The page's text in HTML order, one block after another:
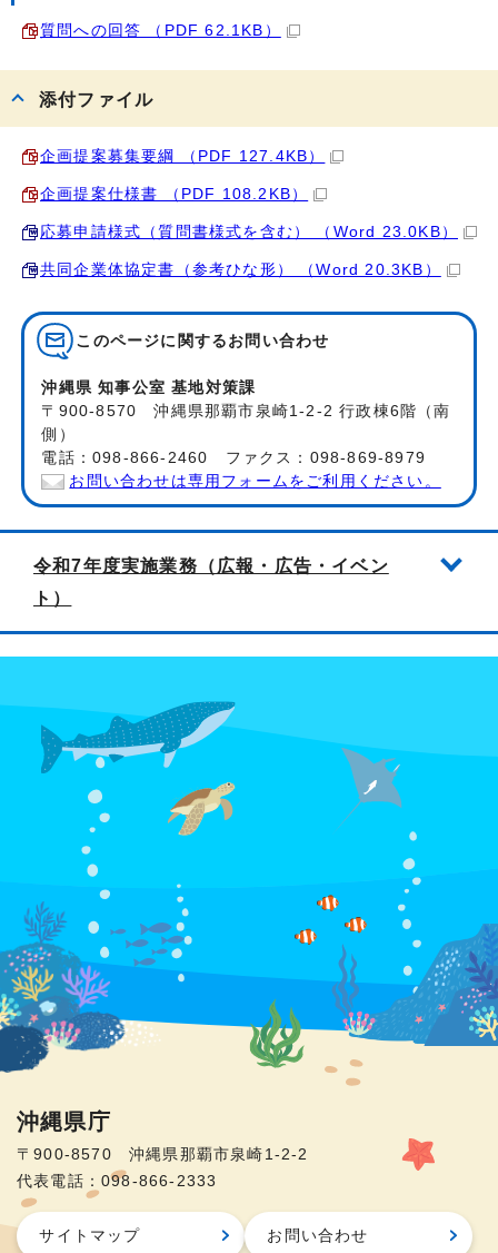
質問への回答 （PDF 62.1KB）
添付ファイル
企画提案募集要綱 （PDF 127.4KB）
企画提案仕様書 （PDF 108.2KB）
応募申請様式（質問書様式を含む） （Word 23.0KB）
共同企業体協定書（参考ひな形） （Word 20.3KB）
このページに関する お問い合わせ
沖縄県 知事公室 基地対策課
〒900-8570 沖縄県那覇市泉崎1-2-2 行政棟6階（南
側）
電話：098-866-2460 ファクス：098-869-8979
お問い合わせは専用フォームをご利用ください。
令和7年度実施業務（広報・広告・イベン
ト）
沖縄県庁
〒900-8570 沖縄県那覇市泉崎1-2-2
代表電話：098-866-2333
サイトマップ お問い合わせ